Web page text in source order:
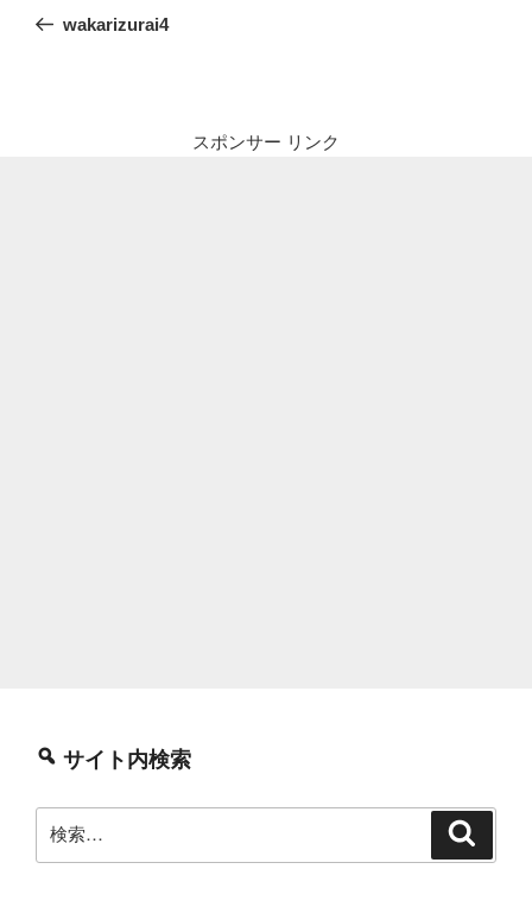
の
wakarizurai4
スポンサー リンク
サイト内検索
索: